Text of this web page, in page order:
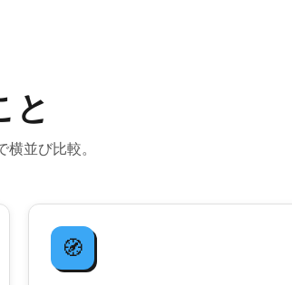
と
並び比較。
🧭